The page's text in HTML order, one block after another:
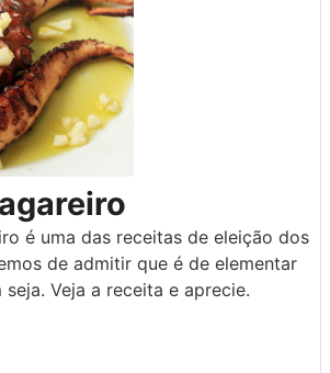
é uma das receitas de eleição dos
de admitir que é de elementar
Veja a receita e aprecie.